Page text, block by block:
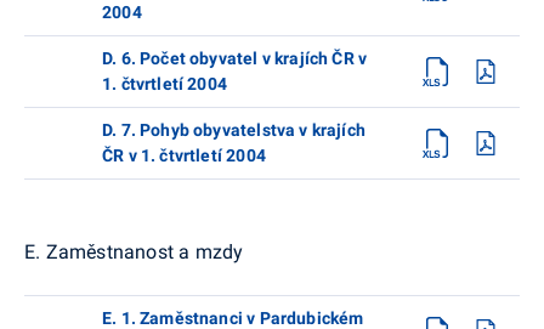
2004
D. 6. Počet obyvatel v krajích ČR v
1. čtvrtletí 2004
D. 7. Pohyb obyvatelstva v krajích
ČR v 1. čtvrtletí 2004
E. Zaměstnanost a mzdy
E. 1. Zaměstnanci v Pardubickém